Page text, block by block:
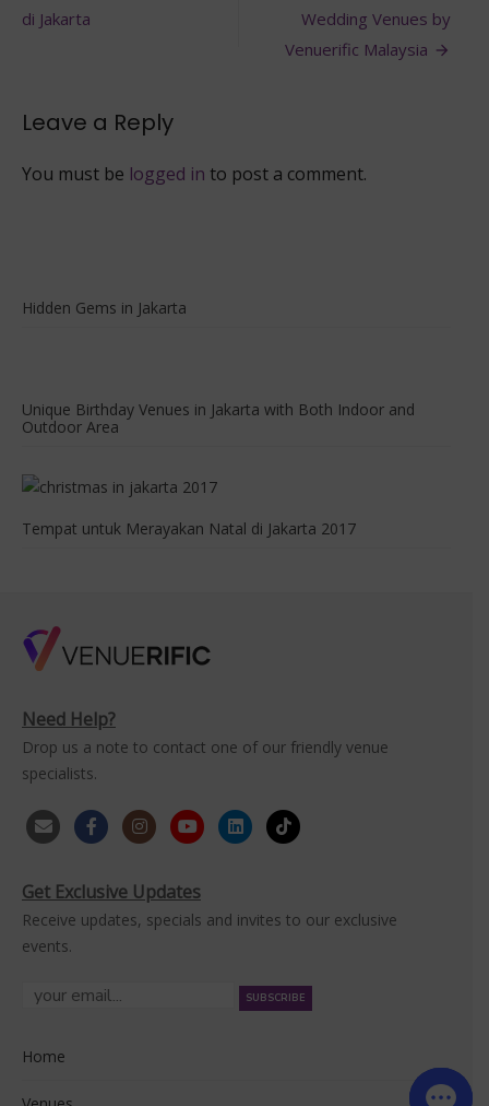
navigation
di Jakarta
Wedding Venues by
Venuerific Malaysia
Leave a Reply
You must be logged in to post a comment.
Hidden Gems in Jakarta
Unique Birthday Venues in Jakarta with Both Indoor and
Outdoor Area
Tempat untuk Merayakan Natal di Jakarta 2017
Need Help?
Drop us a note to contact one of our friendly venue
specialists.
Get Exclusive Updates
Receive updates, specials and invites to our exclusive
events.
Home